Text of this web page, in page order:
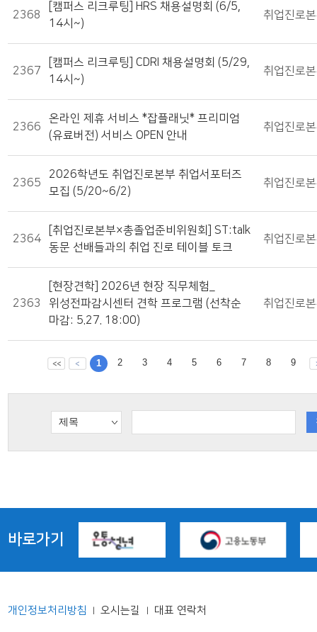
2368
[캠퍼스 리크루팅] HRS 채용설명회 (6/5,
14시~)
취업진로
2367
[캠퍼스 리크루팅] CDRI 채용설명회 (5/29,
14시~)
취업진로
2366
온라인 제휴 서비스 *잡플래닛* 프리미엄
(유료버전) 서비스 OPEN 안내
취업진로
2365
2026학년도 취업진로본부 취업서포터즈
모집 (5/20~6/2)
취업진로
2364
[취업진로본부×총졸업준비위원회] ST:talk
동문 선배들과의 취업 진로 테이블 토크
취업진로
2363
[현장견학] 2026년 현장 직무체험_
위성전파감시센터 견학 프로그램 (선착순
마감: 5.27. 18:00)
취업진로
1 2 3 4 5 6 7 8 9
바로가기
개인정보처리방침 | 오시는길 | 대표 연락처